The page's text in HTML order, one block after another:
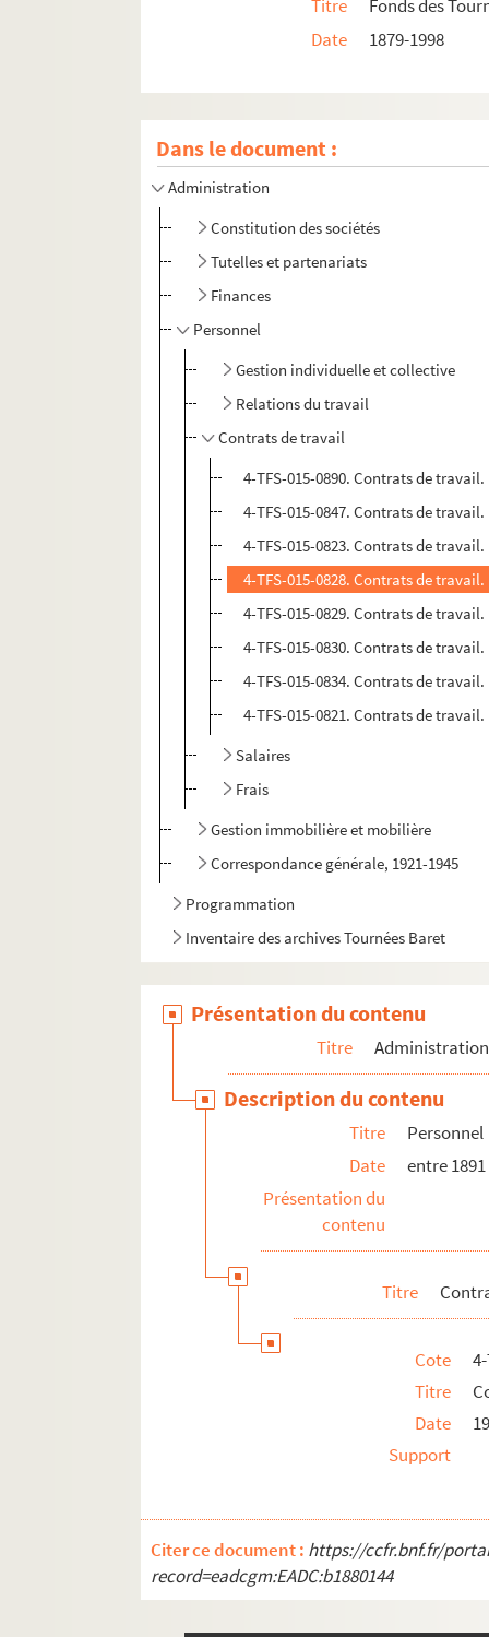
Titre
Fonds des
Date
1879-1998
Dans le document :
Administration
Constitution des sociétés
Tutelles et partenariats
Finances
Personnel
Gestion individuelle et collective
Relations du travail
Contrats de travail
4-TFS-015-0890. Contrats de travail.
4-TFS-015-0847. Contrats de travail.
4-TFS-015-0823. Contrats de travail.
4-TFS-015-0828. Contrats de travail.
4-TFS-015-0829. Contrats de travail.
4-TFS-015-0830. Contrats de travail.
4-TFS-015-0834. Contrats de travail.
4-TFS-015-0821. Contrats de travail.
Salaires
Frais
Gestion immobilière et mobilière
Correspondance générale, 1921-1945
Programmation
Inventaire des archives Tournées Baret
Présentation du contenu
Titre Administration
Description du contenu
Titre
Personnel
Date
entre
Présentation du
contenu
Titre
Cote
Titre
Date
Support
Citer ce document : https://ccfr.bnf.fr/
record=eadcgm:EADC:b1880144